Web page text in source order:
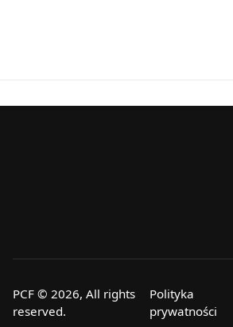
PCF © 2026, All rights
reserved.
Polityka
prywatności